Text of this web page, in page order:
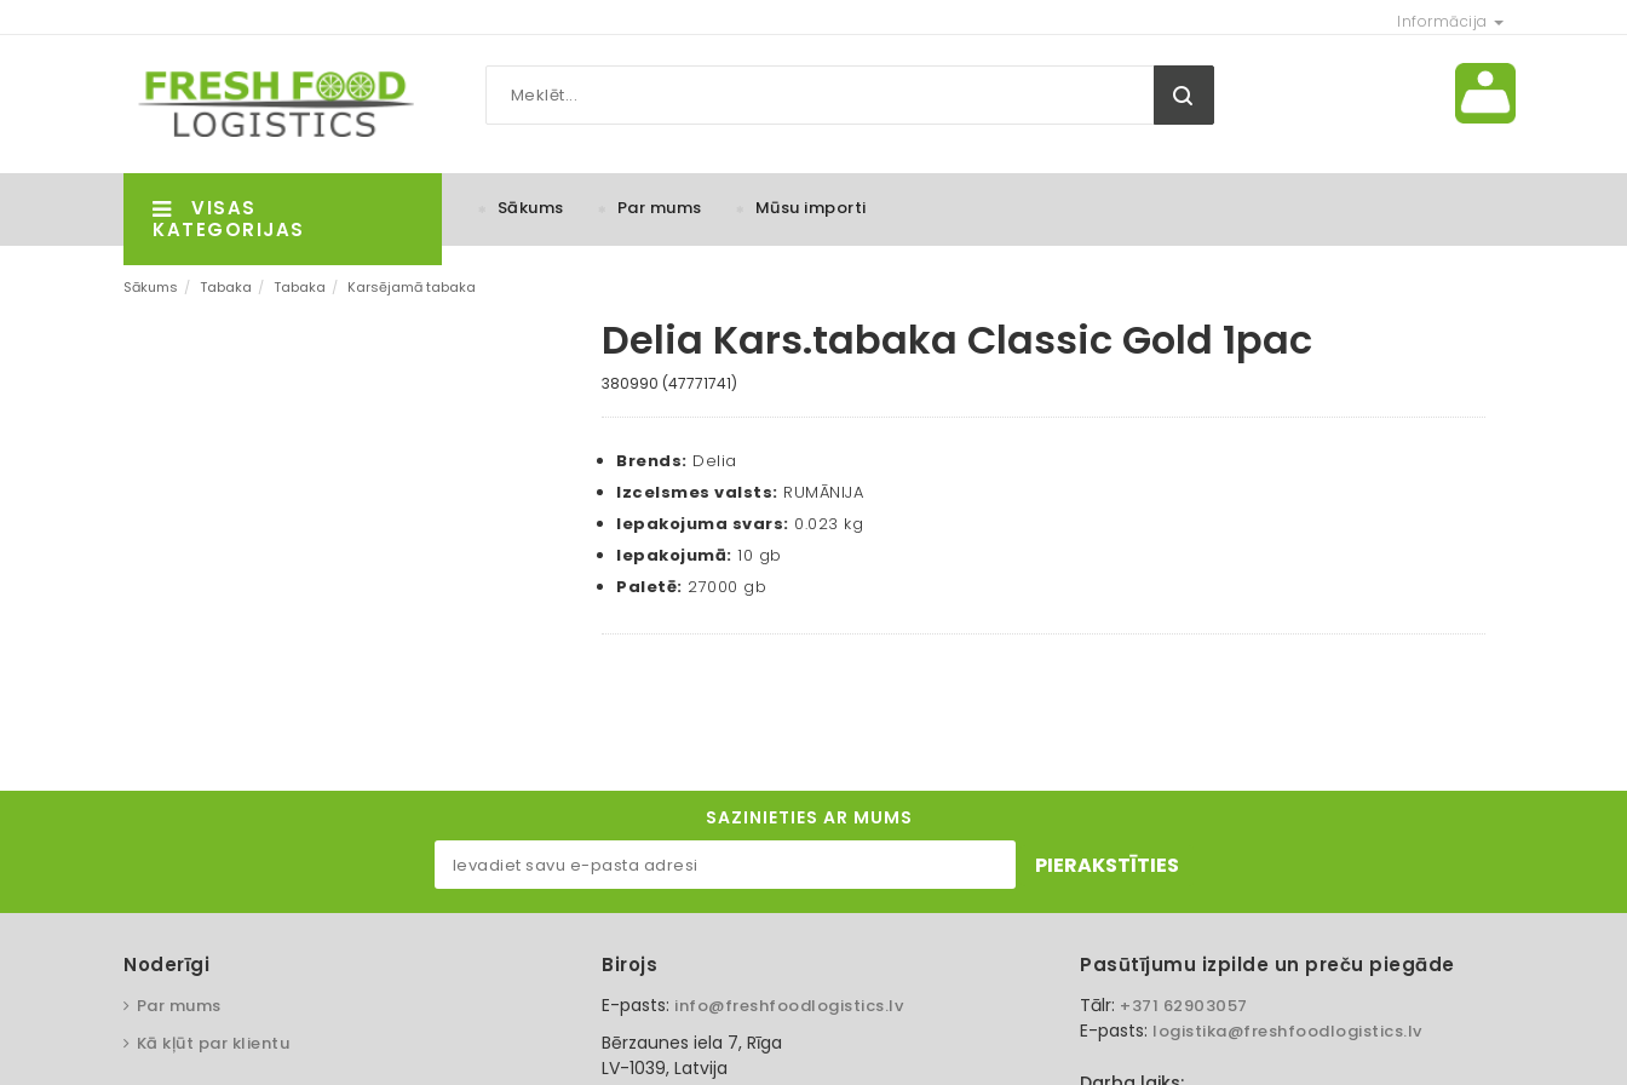
Informācija
VISAS
KATEGORIJAS
Sākums Par mums Mūsu importi
Sākums / Tabaka / Tabaka / Karsējamā tabaka
Delia Kars.tabaka Classic Gold 1pac
380990 (47771741)
Brends: Delia
Izcelsmes valsts: RUMĀNIJA
Iepakojuma svars: 0.023 kg
Iepakojumā: 10 gb
Paletē: 27000 gb
SAZINIETIES AR MUMS
PIERAKSTĪTIES
Noderīgi
Par mums
Kā kļūt par klientu
Birojs
E-pasts: info@freshfoodlogistics.lv
Bērzaunes iela 7, Rīga
LV-1039, Latvija
Pasūtījumu izpilde un preču piegāde
Tālr: +371 62903057
E-pasts: logistika@freshfoodlogistics.lv